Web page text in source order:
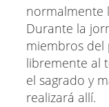
normalmente
Durante la
miembros del
libremente al
el sagrado y
realizará allí.